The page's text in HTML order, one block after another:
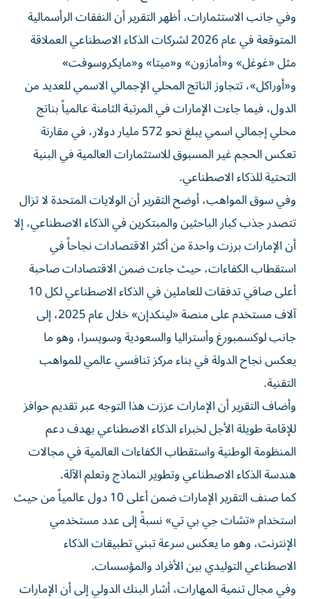
وفي جانب الاستثمارات، أظهر التقرير أن النفقات الرأسمالية
المتوقعة في عام 2026 لشركات الذكاء الاصطناعي العملاقة
مثل «غوغل» و«أمازون» و«ميتا» و«مايكروسوفت»
و«أوراكل»، تتجاوز الناتج المحلي الإجمالي الاسمي للعديد من
الدول، فيما جاءت الإمارات في المرتبة الثامنة عالمياً بناتج
محلي إجمالي اسمي يبلغ نحو 572 مليار دولار، في مقارنة
تعكس الحجم غير المسبوق للاستثمارات العالمية في البنية
التحتية للذكاء الاصطناعي.
وفي سوق المواهب، أوضح التقرير أن الولايات المتحدة لا تزال
تتصدر جذب كبار الباحثين والمبتكرين في الذكاء الاصطناعي، إلا
أن الإمارات برزت واحدة من أكثر الاقتصادات نجاحاً في
استقطاب الكفاءات، حيث جاءت ضمن الاقتصادات صاحبة
أعلى صافي تدفقات للعاملين في الذكاء الاصطناعي لكل 10
آلاف مستخدم على منصة «لينكدإن» خلال عام 2025، إلى
جانب لوكسمبورغ وأستراليا والسعودية وسويسرا، وهو ما
يعكس نجاح الدولة في بناء مركز تنافسي عالمي للمواهب
التقنية.
وأضاف التقرير أن الإمارات عززت هذا التوجه عبر تقديم حوافز
للإقامة طويلة الأجل لخبراء الذكاء الاصطناعي بهدف دعم
المنظومة الوطنية واستقطاب الكفاءات العالمية في مجالات
هندسة الذكاء الاصطناعي وتطوير النماذج وتعلم الآلة.
كما صنف التقرير الإمارات ضمن أعلى 10 دول عالمياً من حيث
استخدام «تشات جي بي تي» نسبةً إلى عدد مستخدمي
الإنترنت، وهو ما يعكس سرعة تبني تطبيقات الذكاء
الاصطناعي التوليدي بين الأفراد والمؤسسات.
وفي مجال تنمية المهارات، أشار البنك الدولي إلى أن الإمارات